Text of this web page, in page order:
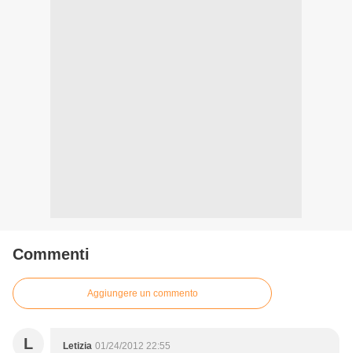
Commenti
Aggiungere un commento
L Letizia 01/24/2012 22:55